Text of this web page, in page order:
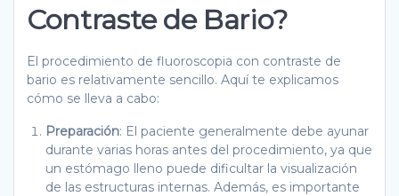
Contraste de Bario?
El procedimiento de fluoroscopia con contraste de
bario es relativamente sencillo. Aquí te explicamos
cómo se lleva a cabo:
Preparación: El paciente generalmente debe ayunar
durante varias horas antes del procedimiento, ya que
un estómago lleno puede dificultar la visualización
de las estructuras internas. Además, es importante